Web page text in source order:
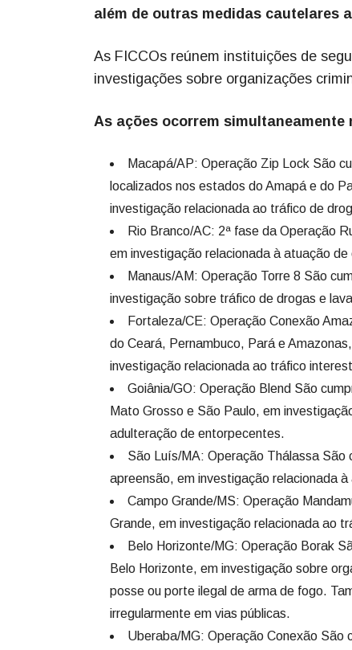
além de outras medidas cautelares
As FICCOs reúnem instituições de
investigações sobre organizações
As ações ocorrem simultaneamente
Macapá/AP: Operação Zip Lock São
localizados nos estados do Amapá e do
investigação relacionada ao tráfico de
Rio Branco/AC: 2ª fase da Operação
em investigação relacionada à atuação
Manaus/AM: Operação Torre 8 São
investigação sobre tráfico de drogas e
Fortaleza/CE: Operação Conexão
do Ceará, Pernambuco, Pará e
investigação relacionada ao tráfico
Goiânia/GO: Operação Blend São
Mato Grosso e São Paulo, em
adulteração de entorpecentes.
São Luís/MA: Operação Thálassa São
apreensão, em investigação relacionada
Campo Grande/MS: Operação
Grande, em investigação relacionada ao
Belo Horizonte/MG: Operação Borak
Belo Horizonte, em investigação sobre
posse ou porte ilegal de arma de fogo.
irregularmente em vias públicas.
Uberaba/MG: Operação Conexão São